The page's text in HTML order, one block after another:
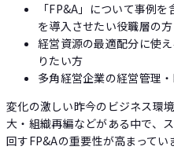
「FP&A」について事例
を導入させたい役職層の方
経営資源の最適配分に使
りたい方
多角経営企業の経営管理
変化の激しい昨今のビジネス環
大・組織再編などがある中で、
回すFP&Aの重要性が高まってい